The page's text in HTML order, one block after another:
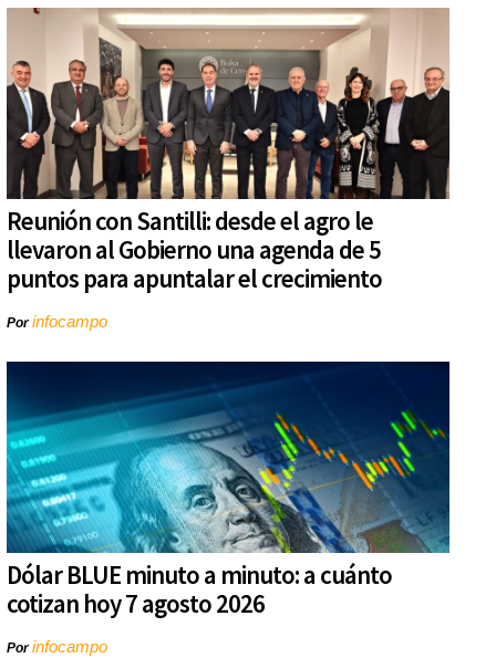
Reunión con Santilli: desde el agro le
llevaron al Gobierno una agenda de 5
puntos para apuntalar el crecimiento
Porinfocampo
Dólar BLUE minuto a minuto: a cuánto
cotizan hoy 7 agosto 2026
Porinfocampo